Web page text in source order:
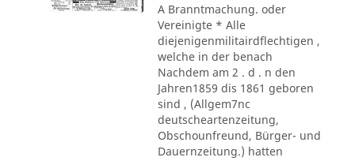
A Branntmachung. oder
Vereinigte * Alle
diejenigenmilitairdflechtigen ,
welche in der benach
Nachdem am 2 . d . n den
Jahren1859 dis 1861 geboren
sind , (Allgem7nc
deutscheartenzeitung,
Obschounfreund, Bürger- und
Dauernzeitung.) hatten